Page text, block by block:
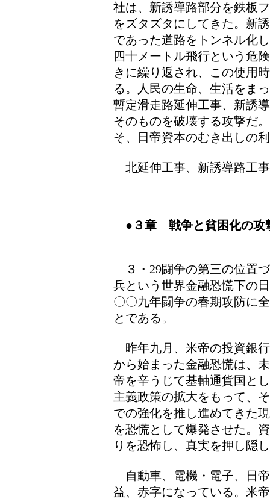
社は、新誘導路部分を鉄板
をズタズタにしてきた。新
であった道路をトンネル化
四十メートル飛行という危
きに繰り返され、この使用
る。人民の生命、生活をま
暫定滑走路延伸工事、新誘
そのものを破壊する攻撃だ
そ、日帝資本のむき出しの
北延伸工事、新誘導路工
●３章 戦争と貧困化の攻
３・29闘争の第三の位置
兵という世界金融恐慌下の
〇〇九年闘争の春期攻防に
とである。
昨年九月、米帝の投資銀
から始まった金融恐慌は、
帝を辛うじて基軸通貨国と
主義政策の拡大をもって、
での強化を推し進めてきた
を恐慌として爆発させた。
りを恐怖し、真実を押し隠
自動車、電機・電子、日
益、赤字になっている。米